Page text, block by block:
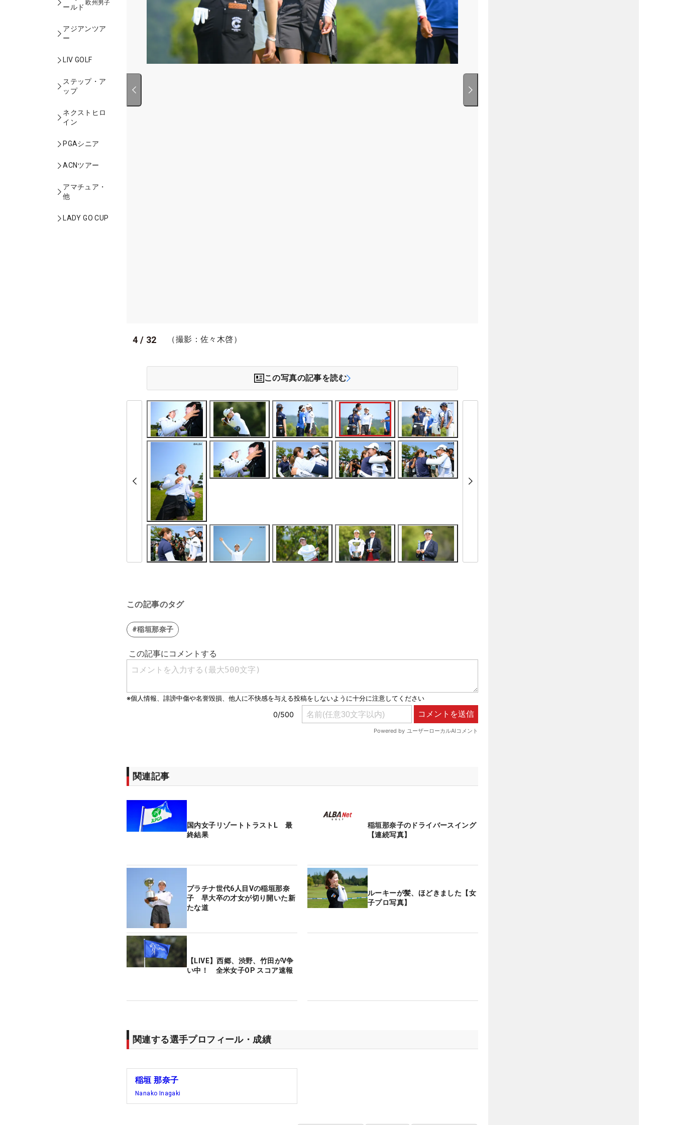
ールド
欧州男子
アジアンツア
ー
LIV GOLF
ステップ・ア
ップ
ネクストヒロ
イン
PGAシニア
ACNツアー
アマチュア・
他
LADY GO CUP
4 / 32 （撮影：佐々木啓）
この写真の記事を読む
この記事のタグ
#稲垣那奈子
関連記事
国内女子リゾートトラストL 最
終結果
稲垣那奈子のドライバースイング
【連続写真】
プラチナ世代6人目Vの稲垣那奈
子 早大卒の才女が切り開いた新
たな道
ルーキーが髪、ほどきました【女
子プロ写真】
【LIVE】西郷、渋野、竹田がV争
い中！ 全米女子OP スコア速報
関連する選手プロフィール・成績
稲垣 那奈子
Nanako Inagaki